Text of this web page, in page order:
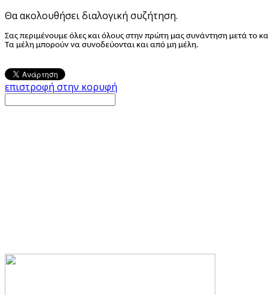
Θα ακολουθήσει διαλογική συζήτηση.
Σας περιμένουμε όλες και όλους στην πρώτη μας συνάντηση μετά το
Τα μέλη μπορούν να συνοδεύονται και από μη μέλη.
επιστροφή στην κορυφή